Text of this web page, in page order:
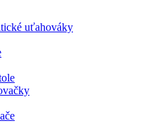
uťahováky